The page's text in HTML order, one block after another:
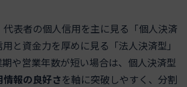
表者の個人信用を主に見る「個人決済
と資金力を厚めに見る「法人決済型」
や営業年数が短い場合は、個人決済型
報の良好さを軸に突破しやすく、分割